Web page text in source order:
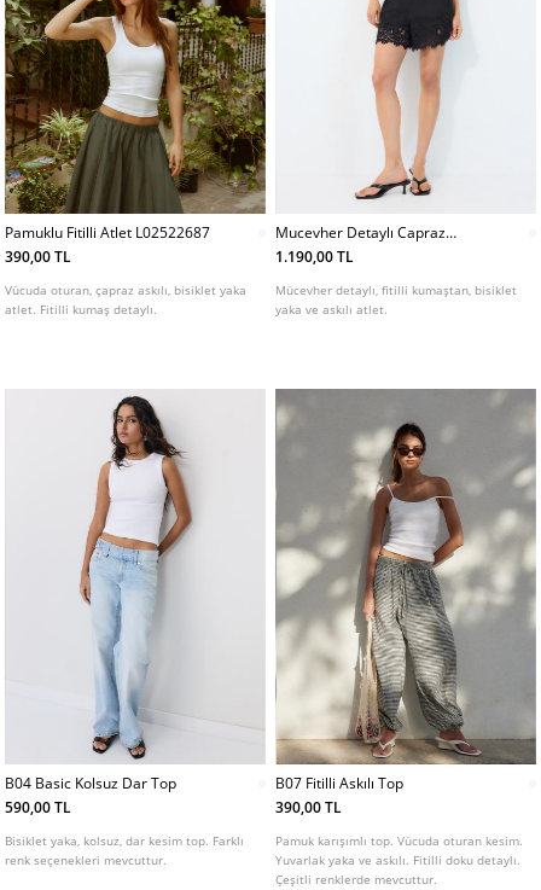
Pamuklu Fitilli Atlet L02522687
390,00 TL
Vücuda oturan, çapraz askılı, bisiklet yaka
atlet. Fitilli kumaş detaylı.
Mucevher Detaylı Capraz
Askılı Atlet
1.190,00 TL
Mücevher detaylı, fitilli kumaştan, bisiklet
yaka ve askılı atlet.
B04 Basic Kolsuz Dar Top
590,00 TL
Bisiklet yaka, kolsuz, dar kesim top. Farklı
renk seçenekleri mevcuttur.
B07 Fitilli Askılı Top
390,00 TL
Pamuk karışımlı top. Vücuda oturan kesim.
Yuvarlak yaka ve askılı. Fitilli doku detaylı.
Çeşitli renklerde mevcuttur.